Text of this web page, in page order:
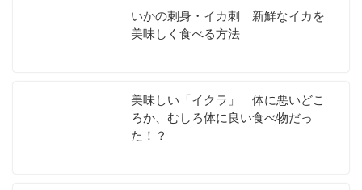
いかの刺身・イカ刺 新鮮なイカを
美味しく食べる方法
美味しい「イクラ」 体に悪いどこ
ろか、むしろ体に良い食べ物だっ
た！？